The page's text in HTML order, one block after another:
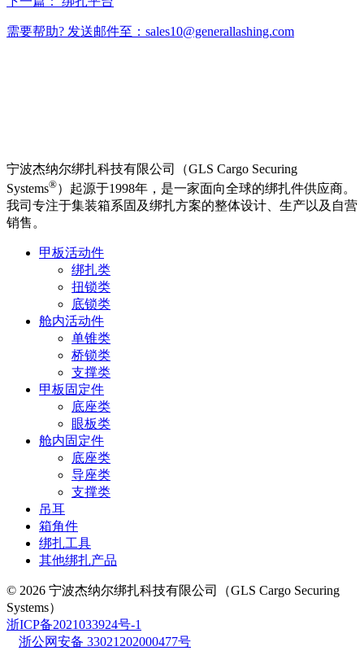
需要帮助? 发送邮件至：sales10@generallashing.com
宁波杰纳尔绑扎科技有限公司（GLS Cargo Securing
Systems®）起源于1998年，是一家面向全球的绑扎件供应商。
我司专注于集装箱系固及绑扎方案的整体设计、生产以及自营
销售。
甲板活动件
绑扎类
扭锁类
底锁类
舱内活动件
单锥类
桥锁类
支撑类
甲板固定件
底座类
眼板类
舱内固定件
底座类
导座类
支撑类
吊耳
箱角件
绑扎工具
其他绑扎产品
© 2026 宁波杰纳尔绑扎科技有限公司（GLS Cargo Securing
Systems）
浙ICP备2021033924号-1
浙公网安备 33021202000477号